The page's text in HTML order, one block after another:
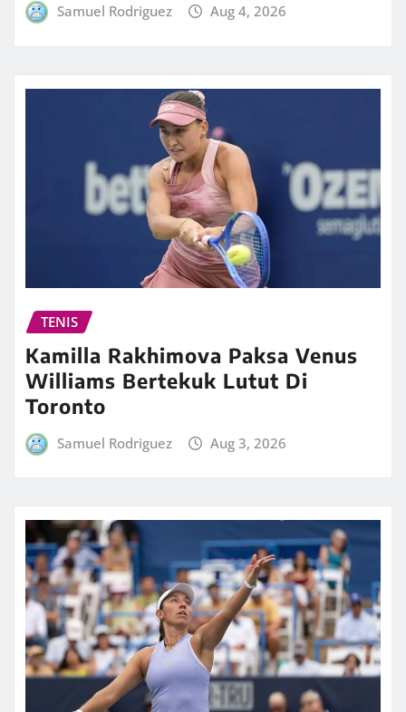
Samuel Rodriguez Aug 4, 2026
TENIS
Kamilla Rakhimova Paksa Venus
Williams Bertekuk Lutut Di
Toronto
Samuel Rodriguez Aug 3, 2026